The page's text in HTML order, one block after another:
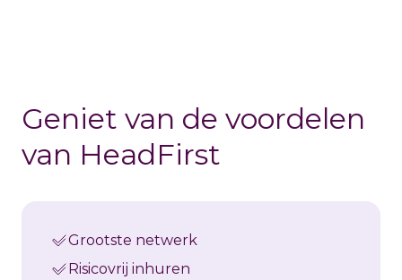
Geniet van de voordelen
van HeadFirst
Grootste netwerk
Risicovrij inhuren